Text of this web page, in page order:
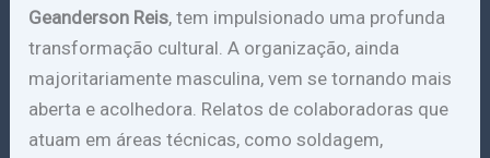
Geanderson Reis, tem impulsionado uma profunda
transformação cultural. A organização, ainda
majoritariamente masculina, vem se tornando mais
aberta e acolhedora. Relatos de colaboradoras que
atuam em áreas técnicas, como soldagem,